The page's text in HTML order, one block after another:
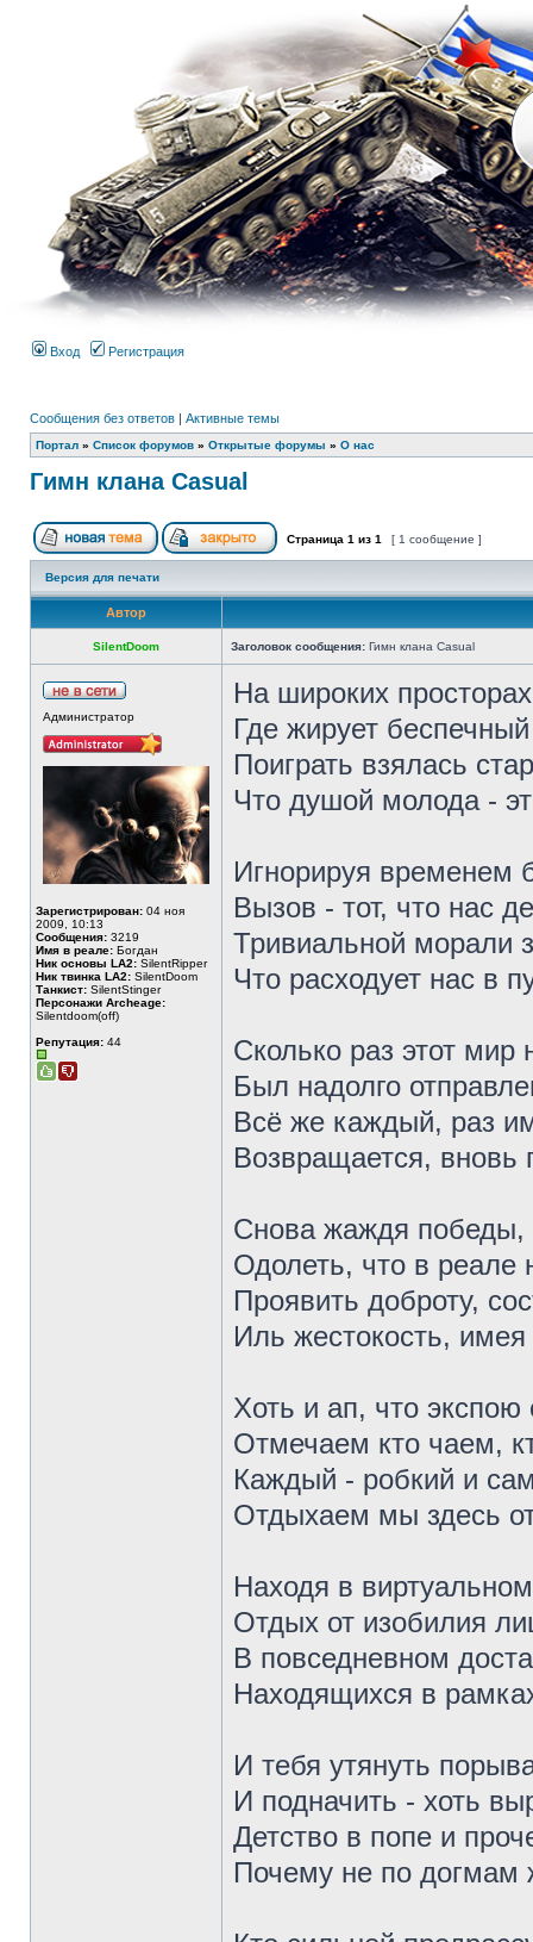
Вход Регистрация
Сообщения без ответов | Активные темы
Портал » Список форумов » Открытые форумы » О нас
Гимн клана Casual
Страница 1 из 1 [ 1 сообщение ]
Версия для печати
Автор
SilentDoom Заголовок сообщения: Гимн клана Casual
Администратор
Зарегистрирован: 04 ноя
2009, 10:13
Сообщения: 3219
Имя в реале: Богдан
Ник основы LA2: SilentRipper
Ник твинка LA2: SilentDoom
Танкист: SilentStinger
Персонажи Archeage:
Silentdoom(off)
Репутация: 44
На широких
Где жирует
Поиграть взялась
Что душой молода -
Игнорируя временем
Вызов - тот, что нас
Тривиальной морали
Что расходует нас в
Сколько раз этот мир
Был надолго
Всё же каждый, раз
Возвращается, вновь
Снова жаждя победы,
Одолеть, что в реале
Проявить доброту,
Иль жестокость, имея
Хоть и ап, что
Отмечаем кто чаем,
Каждый - робкий и
Отдыхаем мы здесь
Находя в
Отдых от изобилия
В повседневном
Находящихся в
И тебя утянуть
И подначить - хоть
Детство в попе и
Почему не по догмам